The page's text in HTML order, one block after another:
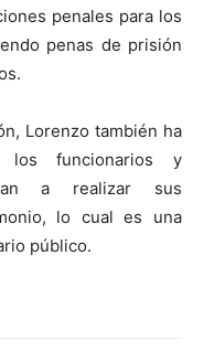
penales para los
penas de prisión
Lorenzo también ha
los funcionarios y
a realizar sus
lo cual es una
público.